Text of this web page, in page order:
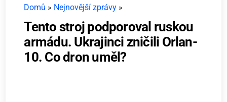
Domů » Nejnovější zprávy »
Tento stroj podporoval ruskou
armádu. Ukrajinci zničili Orlan-
10. Co dron uměl?